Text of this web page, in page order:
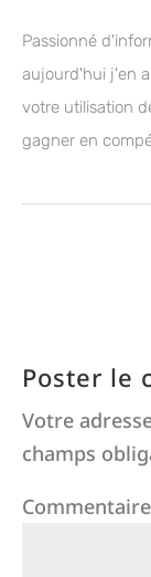
Passionné
aujourd'hui j'en
votre utilisation
gagner en
Poster le
Votre
champs
Commentaire